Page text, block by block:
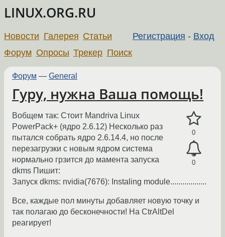
LINUX.ORG.RU
Регистрация - Вход
Новости Галерея Статьи
Форум Опросы Трекер Поиск
Форум — General
Гуру, нужна Ваша помощь!
0
0
Вобщем так: Стоит Mandriva Linux
PowerPack+ (ядро 2.6.12) Несколько раз
пытался собрать ядро 2.6.14.4, но после
перезагрузки с новым ядром система
нормально грзится до мамента запуска
dkms Пишит:
Запуск dkms: nvidia(7676): Instaling module..................
Все, каждые пол минуты добавляет новую точку и
так полагаю до бесконечности! На CtrAltDel
реагирует!